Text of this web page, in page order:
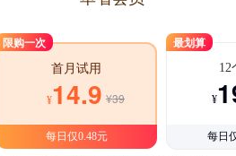
限购一次
首月试用
¥14.9 ¥39
每日仅0.48元
最划算
12
¥
每日